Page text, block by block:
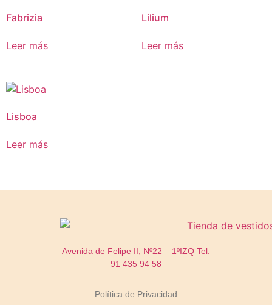
Fabrizia
Leer más
Lilium
Leer más
Lisboa
Leer más
Avenida de Felipe II, Nº22 – 1ºIZQ Tel.
91 435 94 58
Política de Privacidad